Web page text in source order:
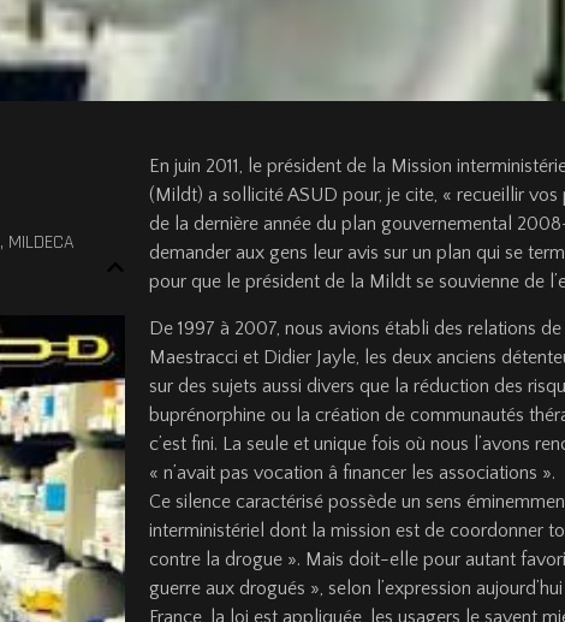
, MILDECA
En juin 2011, le président de la Mission
(Mildt) a sollicité ASUD pour, je cite, « recueillir
de la dernière année du plan gouverne­mental
demander aux gens leur avis sur un plan qui se
pour que le président de la Mildt se souvienne de
De 1997 à 2007, nous avions établi des relations
Maestracci et Didier Jayle, les deux anciens
sur des sujets aussi divers que la réduction des
buprénorphine ou la création de communautés
c’est fini. La seule et unique fois où nous l’avons
« n’avait pas vocation â financer les associations ».
Ce silence caractérisé possède un sens
interministériel dont la mission est de coordonner
contre la drogue ». Mais doit-elle pour autant
guerre aux drogués », selon l’expression
Fran­ce, la loi est appliquée, les usagers le savent